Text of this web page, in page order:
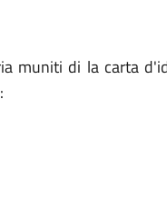
muniti di la carta